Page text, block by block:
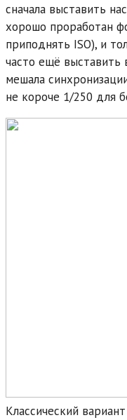
сначала выставить
хорошо проработан
приподнять ISO), и
часто ещё выставить
мешала
не короче 1/250 для
Классический